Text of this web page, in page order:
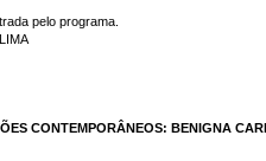
pelo programa.
CONTEMPORÂNEOS: BENIGNA